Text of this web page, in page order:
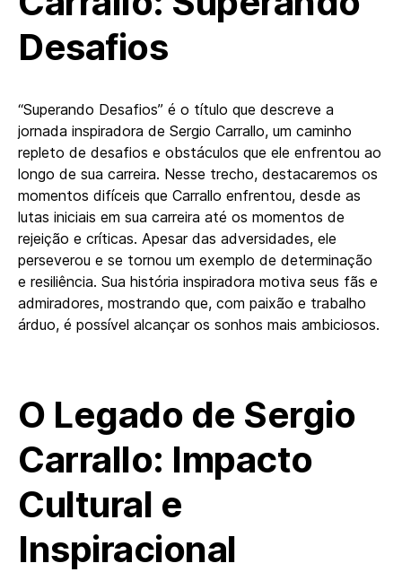
Desafios
“Superando Desafios” é o título que descreve a
jornada inspiradora de Sergio Carrallo, um caminho
repleto de desafios e obstáculos que ele enfrentou ao
longo de sua carreira. Nesse trecho, destacaremos os
momentos difíceis que Carrallo enfrentou, desde as
lutas iniciais em sua carreira até os momentos de
rejeição e críticas. Apesar das adversidades, ele
perseverou e se tornou um exemplo de determinação
e resiliência. Sua história inspiradora motiva seus fãs e
admiradores, mostrando que, com paixão e trabalho
árduo, é possível alcançar os sonhos mais ambiciosos.
O Legado de Sergio
Carrallo: Impacto
Cultural e
Inspiracional